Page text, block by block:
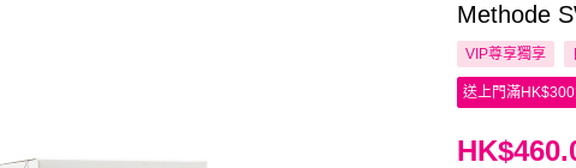
Methode
VIP尊享獨享
送上門滿